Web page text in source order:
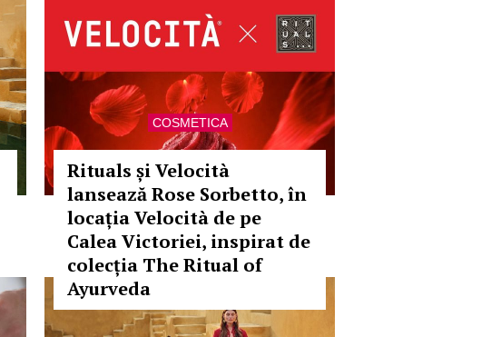
COSMETICA
Rituals și Velocità
lansează Rose Sorbetto, în
locația Velocità de pe
Calea Victoriei, inspirat de
colecția The Ritual of
Ayurveda